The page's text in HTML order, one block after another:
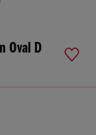
Oval D